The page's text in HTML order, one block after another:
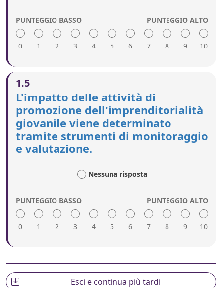
PUNTEGGIO BASSO
0 1 2 3 4 5 6 7 8 9
PUNTEGGIO ALTO
10
positiva nei programmi scolastici obbligatori.
La formazione all'imprenditorialità comprende
varie tipologie e modelli di imprenditorialità, ad
esempio l'imprenditorialità a tempo parziale e
l'imprenditorialità sociale.
Gli insegnanti vengono formati
imprenditorialità.
1.5
L'impatto delle attività di
promozione dell'imprenditorialità
giovanile viene determinato
tramite strumenti di monitoraggio
e valutazione.
Nessuna risposta
PUNTEGGIO BASSO
0 1 2 3 4 5 6 7 8 9
PUNTEGGIO ALTO
10
valutazioni intermedie per garantire che le